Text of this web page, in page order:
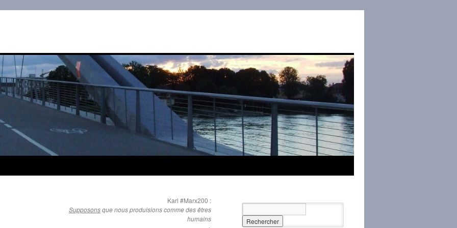
Karl #Marx200 :
Supposonsque nous produisions comme des êtres
humains